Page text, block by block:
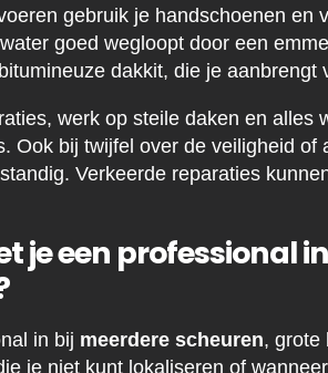
gebruik je handschoenen en
goed wegloopt door een
dakkit, die je
werk op steile daken en alles
Ook bij twijfel over de veiligheid
Verkeerde reparaties
je een professional
in bij meerdere scheuren, grote
je niet kunt lokaliseren of